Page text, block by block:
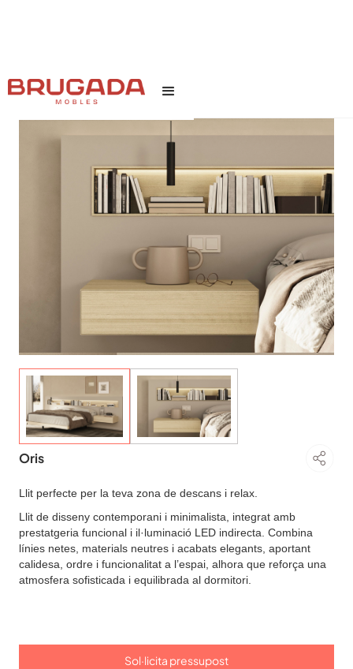
INICI/TEXT LINK/ORIS
Oris
Llit perfecte per la teva zona de descans i relax.
Llit de disseny contemporani i minimalista, integrat amb
prestatgeria funcional i il·luminació LED indirecta. Combina
línies netes, materials neutres i acabats elegants, aportant
calidesa, ordre i funcionalitat a l’espai, alhora que reforça una
atmosfera sofisticada i equilibrada al dormitori.
Sol·licita pressupost